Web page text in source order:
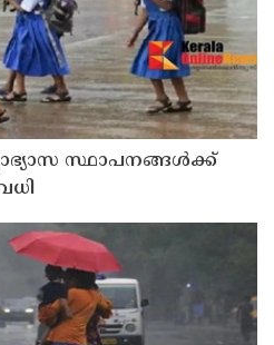
സ്ഥാപനങ്ങള്‍ക്ക്